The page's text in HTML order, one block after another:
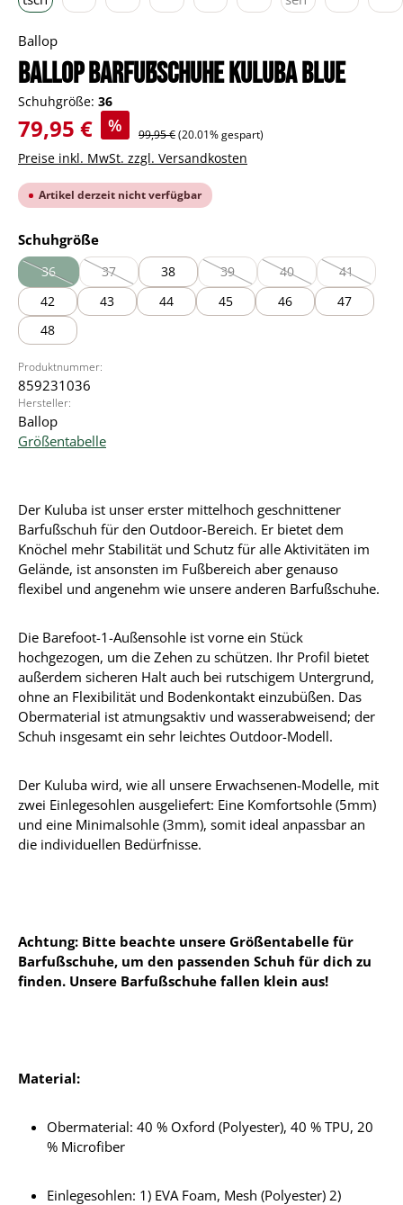
Ballop
BALLOP Barfußschuhe Kuluba blue
Schuhgröße: 36
Verkaufspreis:
79,95 € % Regulärer Preis:
99,95 €(20.01% gespart)
Preise inkl. MwSt. zzgl. Versandkosten
Artikel derzeit nicht verfügbar
Schuhgrößeauswählen
36
(Diese Option ist zurzeit nicht verfügbar.)
37
(Diese Option ist zurzeit nicht verfügbar.)
38 39
(Diese Option ist zurzeit nicht
40
(Diese Option ist
41
(Diese
42 43 44 45 46
47
48
Produktnummer:
859231036
Hersteller:
Ballop
Größentabelle
Der Kuluba ist unser erster mittelhoch geschnittener
Barfußschuh für den Outdoor-Bereich. Er bietet dem
Knöchel mehr Stabilität und Schutz für alle Aktivitäten im
Gelände, ist ansonsten im Fußbereich aber genauso
flexibel und angenehm wie unsere anderen Barfußschuhe.
Die Barefoot-1-Außensohle ist vorne ein Stück
hochgezogen, um die Zehen zu schützen. Ihr Profil bietet
außerdem sicheren Halt auch bei rutschigem Untergrund,
ohne an Flexibilität und Bodenkontakt einzubüßen. Das
Obermaterial ist atmungsaktiv und wasserabweisend; der
Schuh insgesamt ein sehr leichtes Outdoor-Modell.
Der Kuluba wird, wie all unsere Erwachsenen-Modelle, mit
zwei Einlegesohlen ausgeliefert: Eine Komfortsohle (5mm)
und eine Minimalsohle (3mm), somit ideal anpassbar an
die individuellen Bedürfnisse.
Achtung: Bitte beachte unsere Größentabelle für
Barfußschuhe, um den passenden Schuh für dich zu
finden. Unsere Barfußschuhe fallen klein aus!
Material:
Obermaterial: 40 % Oxford (Polyester), 40 % TPU, 20
% Microfiber
Einlegesohlen: 1) EVA Foam, Mesh (Polyester) 2)